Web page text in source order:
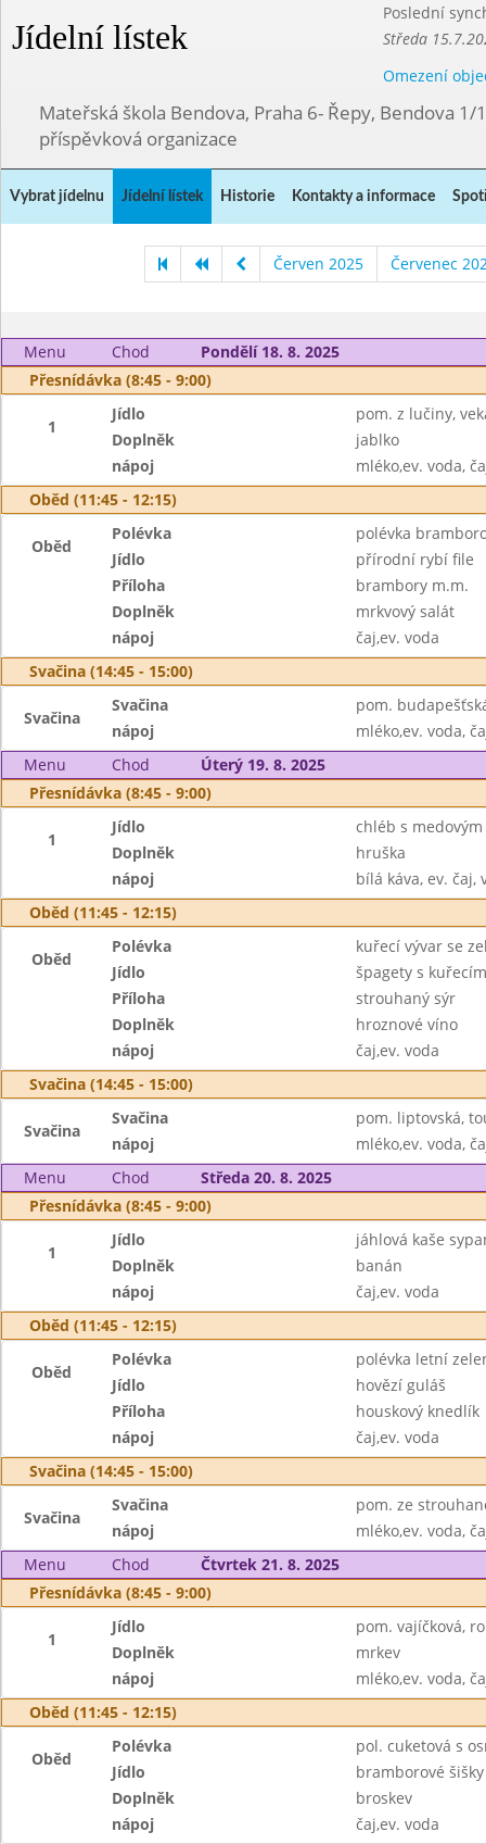
Jídelní lístek
Poslední
Středa
Omezení
Mateřská škola Bendova, Praha 6- Řepy, Bendova 1/
příspěvková organizace
Vybrat jídelnu Jídelní lístek Historie Kontakty a informace
Červen 2025 Červenec
Menu Chod
Pondělí 18. 8. 2025
Přesnídávka (8:45 - 9:00)
1
Jídlo
pom. z lučiny,
Doplněk
jablko
nápoj
mléko,ev. voda,
Oběd (11:45 - 12:15)
Oběd
Polévka
polévka
Jídlo
přírodní rybí file
Příloha
brambory m.m.
Doplněk
mrkvový salát
nápoj
čaj,ev. voda
Svačina (14:45 - 15:00)
Svačina
Svačina
pom.
nápoj
mléko,ev. voda,
Menu
Chod
Úterý 19. 8. 2025
Přesnídávka (8:45 - 9:00)
1
Jídlo
chléb s
Doplněk
hruška
nápoj
bílá káva, ev. čaj,
Oběd (11:45 - 12:15)
Oběd
Polévka
kuřecí vývar se
Jídlo
špagety s
Příloha
strouhaný sýr
Doplněk
hroznové víno
nápoj
čaj,ev. voda
Svačina (14:45 - 15:00)
Svačina
Svačina
pom. liptovská,
nápoj
mléko,ev. voda,
Menu
Chod
Středa 20. 8. 2025
Přesnídávka (8:45 - 9:00)
1
Jídlo
jáhlová kaše
Doplněk
banán
nápoj
čaj,ev. voda
Oběd (11:45 - 12:15)
Oběd
Polévka
polévka letní
Jídlo
hovězí guláš
Příloha
houskový knedlík
nápoj
čaj,ev. voda
Svačina (14:45 - 15:00)
Svačina
Svačina
pom. ze
nápoj
mléko,ev. voda,
Menu
Chod
Čtvrtek 21. 8. 2025
Přesnídávka (8:45 - 9:00)
1
Jídlo
pom. vajíčková,
Doplněk
mrkev
nápoj
mléko,ev. voda,
Oběd (11:45 - 12:15)
Oběd
Polévka
pol. cuketová s
Jídlo
bramborové
Doplněk
broskev
nápoj
čaj,ev. voda